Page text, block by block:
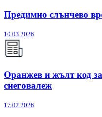
Предимно слънчево
10.03.2026
Оранжев и жълт код
снеговалеж
17.02.2026